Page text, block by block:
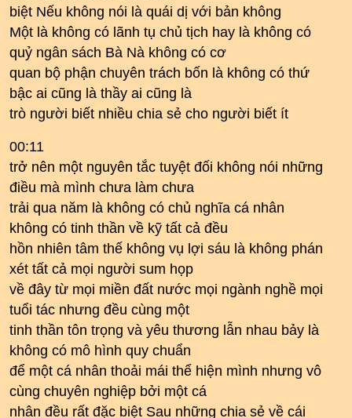
biệt Nếu không nói là quái dị với bản không
Một là không có lãnh tụ chủ tịch hay là không có
quỷ ngân sách Bà Nà không có cơ
quan bộ phận chuyên trách bốn là không có thứ
bậc ai cũng là thầy ai cũng là
trò người biết nhiều chia sẻ cho người biết ít
00:11
trở nên một nguyên tắc tuyệt đối không nói những
điều mà mình chưa làm chưa
trải qua năm là không có chủ nghĩa cá nhân
không có tinh thần về kỹ tất cả đều
hồn nhiên tâm thế không vụ lợi sáu là không phán
xét tất cả mọi người sum họp
về đây từ mọi miền đất nước mọi ngành nghề mọi
tuổi tác nhưng đều cùng một
tinh thần tôn trọng và yêu thương lẫn nhau bảy là
không có mô hình quy chuẩn
để một cá nhân thoải mái thể hiện mình nhưng vô
cùng chuyên nghiệp bởi một cá
nhân đều rất đặc biệt Sau những chia sẻ về cái